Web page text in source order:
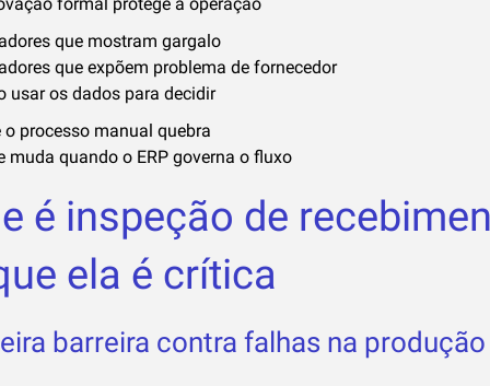
que mostram gargalo
que expõem problema de fornecedor
usar os dados para decidir
o processo manual quebra
muda quando o ERP governa o fluxo
é inspeção de
ela é crítica
barreira contra falhas na produção